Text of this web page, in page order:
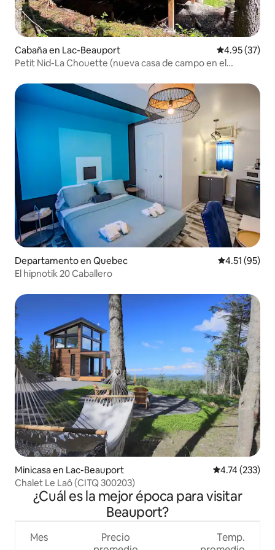
Cabaña en Lac-Beauport Calificación
4.95 (37)
Petit Nid-La Chouette (nueva casa de campo en el
Departamento en Quebec Calificación
4.51 (95)
El hipnotik 20 Caballero
Minicasa en Lac-Beauport Calificación
4.74 (233)
Chalet Le Laô (CITQ 300203)
¿Cuál es la mejor época para visitar
Beauport?
Mes
Precio
Temp.